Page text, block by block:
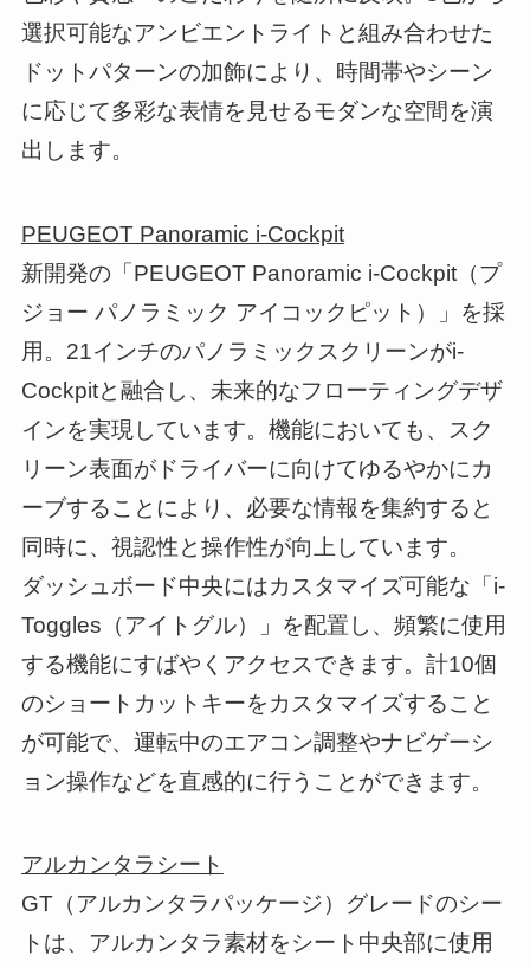
選択可能なアンビエントライトと組み合わせた
ドットパターンの加飾により、時間帯やシーン
に応じて多彩な表情を見せるモダンな空間を演
出します。
PEUGEOT Panoramic i-Cockpit
新開発の「PEUGEOT Panoramic i-Cockpit（プ
ジョー パノラミック アイコックピット）」を採
用。21インチのパノラミックスクリーンがi-
Cockpitと融合し、未来的なフローティングデザ
インを実現しています。機能においても、スク
リーン表面がドライバーに向けてゆるやかにカ
ーブすることにより、必要な情報を集約すると
同時に、視認性と操作性が向上しています。
ダッシュボード中央にはカスタマイズ可能な「i-
Toggles（アイトグル）」を配置し、頻繁に使用
する機能にすばやくアクセスできます。計10個
のショートカットキーをカスタマイズすること
が可能で、運転中のエアコン調整やナビゲーシ
ョン操作などを直感的に行うことができます。
アルカンタラシート
GT（アルカンタラパッケージ）グレードのシー
トは、アルカンタラ素材をシート中央部に使用